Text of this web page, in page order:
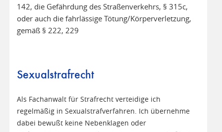
142, die Gefährdung des Straßenverkehrs, § 315c,
oder auch die fahrlässige Tötung/Körperverletzung,
gemäß § 222, 229
Sexualstrafrecht
Als Fachanwalt für Strafrecht verteidige ich
regelmäßig in Sexualstrafverfahren. Ich übernehme
dabei bewußt keine Nebenklagen oder